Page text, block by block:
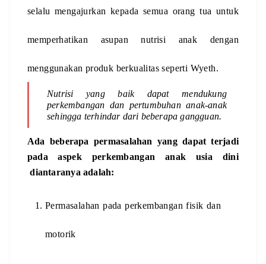
selalu mengajurkan kepada semua orang tua untuk
memperhatikan asupan nutrisi anak dengan
menggunakan produk berkualitas seperti Wyeth.
Nutrisi yang baik dapat mendukung
perkembangan dan pertumbuhan anak-anak
sehingga terhindar dari beberapa gangguan.
Ada beberapa permasalahan yang dapat terjadi
pada aspek perkembangan anak usia dini
diantaranya adalah:
Permasalahan pada perkembangan fisik dan
motorik